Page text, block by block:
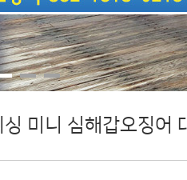
미니 심해갑오징어